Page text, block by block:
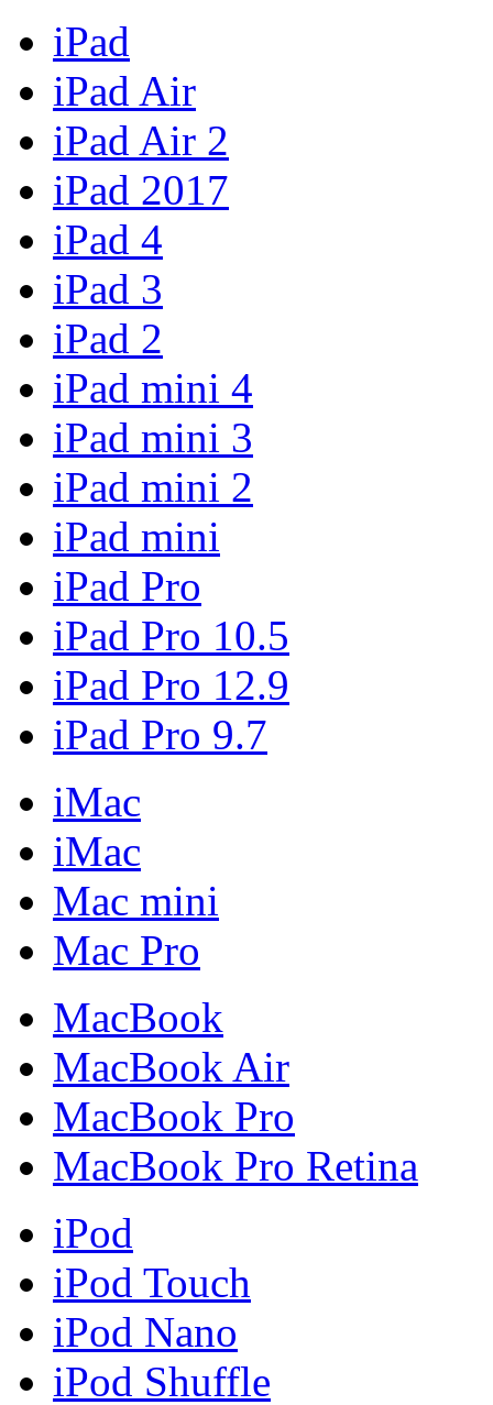
iPad
iPad Air
iPad Air 2
iPad 2017
iPad 4
iPad 3
iPad 2
iPad mini 4
iPad mini 3
iPad mini 2
iPad mini
iPad Pro
iPad Pro 10.5
iPad Pro 12.9
iPad Pro 9.7
iMac
iMac
Mac mini
Mac Pro
MacBook
MacBook Air
MacBook Pro
MacBook Pro Retina
iPod
iPod Touch
iPod Nano
iPod Shuffle